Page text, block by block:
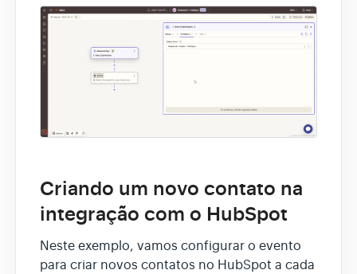
Criando um novo contato na
integração com o HubSpot
Neste exemplo, vamos configurar o evento
para criar novos contatos no HubSpot a cada